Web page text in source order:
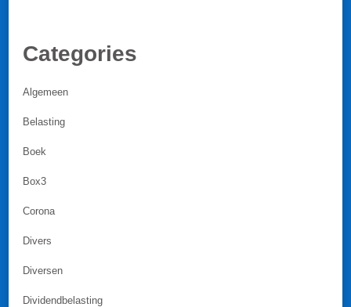
Categories
Algemeen
Belasting
Boek
Box3
Corona
Divers
Diversen
Dividendbelasting